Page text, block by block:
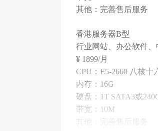
其他：完善售后服务
香港服务器B型
行业网站、办公软件、
¥ 1899/月
CPU：E5-2660 八核十
内存：16G
硬盘：1T SATA3或
带宽：10M
其他：完善售后服务